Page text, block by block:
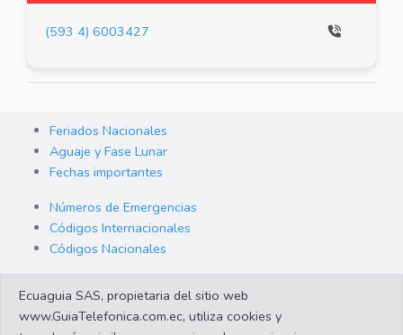
(593 4) 6003427
Feriados Nacionales
Aguaje y Fase Lunar
Fechas importantes
Números de Emergencias
Códigos Internacionales
Códigos Nacionales
Cambio de Divisas
Enlaces de interes
Ecuaguia SAS, propietaria del sitio web
www.GuiaTelefonica.com.ec, utiliza cookies y